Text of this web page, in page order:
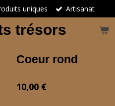
trésors
uniques Artisanat
Coeur rond
10,00 €